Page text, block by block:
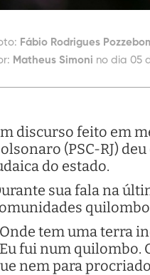
Fábio Rodrigues
Matheus Simoni no dia 05
discurso feito em
(PSC-RJ)
do estado.
sua fala na
tem uma terra
fui num quilombo.
nem para